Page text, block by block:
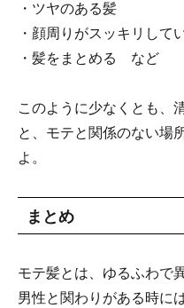
・ツヤのある髪
・顔周りがスッキリして
・髪をまとめる など
このように少なくとも、
と、モテと関係のない場
よ。
まとめ
モテ髪とは、ゆるふわで
男性と関わりがある時に